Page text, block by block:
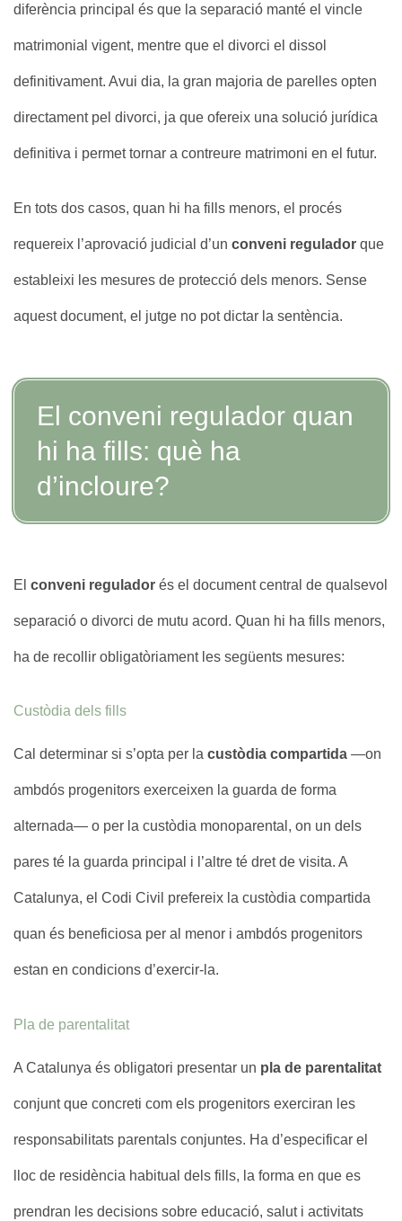
diferència principal és que la separació manté el vincle
matrimonial vigent, mentre que el divorci el dissol
definitivament. Avui dia, la gran majoria de parelles opten
directament pel divorci, ja que ofereix una solució jurídica
definitiva i permet tornar a contreure matrimoni en el futur.
En tots dos casos, quan hi ha fills menors, el procés
requereix l’aprovació judicial d’un conveni regulador que
estableixi les mesures de protecció dels menors. Sense
aquest document, el jutge no pot dictar la sentència.
El conveni regulador quan
hi ha fills: què ha
d’incloure?
El conveni regulador és el document central de qualsevol
separació o divorci de mutu acord. Quan hi ha fills menors,
ha de recollir obligatòriament les següents mesures:
Custòdia dels fills
Cal determinar si s’opta per la custòdia compartida —on
ambdós progenitors exerceixen la guarda de forma
alternada— o per la custòdia monoparental, on un dels
pares té la guarda principal i l’altre té dret de visita. A
Catalunya, el Codi Civil prefereix la custòdia compartida
quan és beneficiosa per al menor i ambdós progenitors
estan en condicions d’exercir-la.
Pla de parentalitat
A Catalunya és obligatori presentar un pla de parentalitat
conjunt que concreti com els progenitors exerciran les
responsabilitats parentals conjuntes. Ha d’especificar el
lloc de residència habitual dels fills, la forma en que es
prendran les decisions sobre educació, salut i activitats